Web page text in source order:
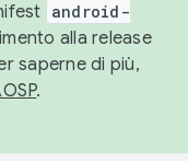
android-
alla release
saperne di più,
.